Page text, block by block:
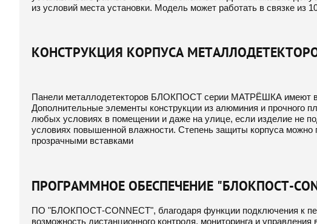
из условий места установки. Модель может работать в связке из
КОНСТРУКЦИЯ КОРПУСА
Панели металлодетекторов БЛОКПОСТ серии МАТРЁШКА имеют
Дополнительные элементы конструкции из алюминия и прочного
любых условиях в помещении и даже на улице, если изделие не
условиях повышенной влажности. Степень защиты корпуса
прозрачными вставками
ПРОГРАММНОЕ ОБЕСПЕЧЕНИЕ "БЛОКПОСТ-
ПО "БЛОКПОСТ-CONNECT", благодаря функции подключения к
возможность дистанционного контроля, мониторинга и